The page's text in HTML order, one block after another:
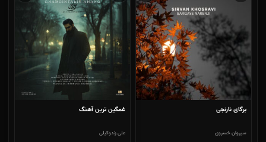
برگای نارنجی
سیروان خسروی
غمگین ترین آهنگ
علی زندوکیلی